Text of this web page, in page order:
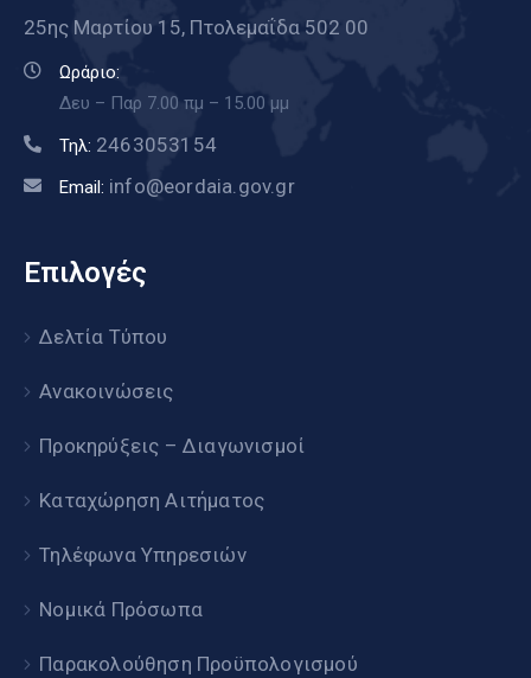
25ης Μαρτίου 15, Πτολεμαΐδα 502 00
Ωράριο:
Δευ – Παρ 7.00 πμ – 15.00 μμ
Τηλ: 2463053154
Email: info@eordaia.gov.gr
Επιλογές
Δελτία Τύπου
Ανακοινώσεις
Προκηρύξεις – Διαγωνισμοί
Καταχώρηση Αιτήματος
Τηλέφωνα Υπηρεσιών
Νομικά Πρόσωπα
Παρακολούθηση Προϋπολογισμού